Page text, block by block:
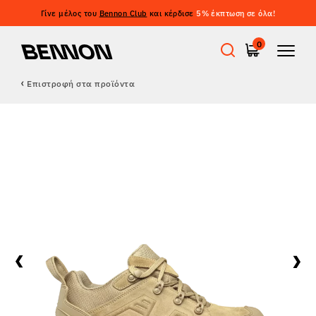
Γίνε μέλος του Bennon Club και κέρδισε 5% έκπτωση σε όλα!
0
Outdoor
Casual παπούτσια
Επιστροφή στα προϊόντα